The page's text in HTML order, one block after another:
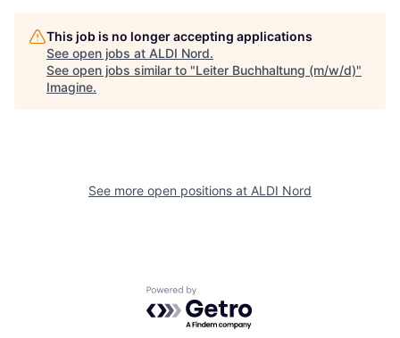
This job is no longer accepting applications
See open jobs at ALDI Nord.
See open jobs similar to "Leiter Buchhaltung (m/w/d)"
Imagine.
See more open positions at ALDI Nord
Powered by Getro.com